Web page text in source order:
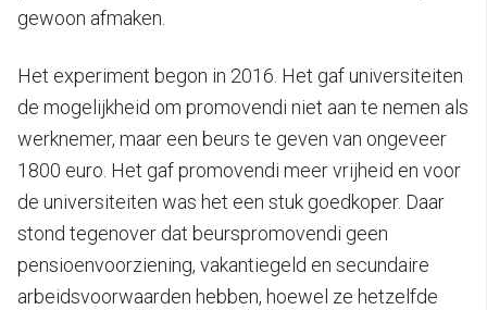
gewoon afmaken.
Het experiment begon in 2016. Het gaf universiteiten
de mogelijkheid om promovendi niet aan te nemen als
werknemer, maar een beurs te geven van ongeveer
1800 euro. Het gaf promovendi meer vrijheid en voor
de universiteiten was het een stuk goedkoper. Daar
stond tegenover dat beurspromovendi geen
pensioenvoorziening, vakantiegeld en secundaire
arbeidsvoorwaarden hebben, hoewel ze hetzelfde